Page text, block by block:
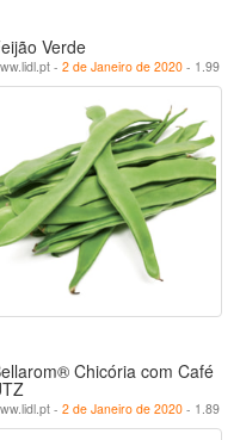
Verde
- 2 de Janeiro de 2020 - 1.99
Chicória com Café
- 2 de Janeiro de 2020 - 1.89